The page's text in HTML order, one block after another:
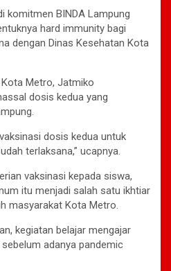
komitmen BINDA Lampung
hard immunity bagi
dengan Dinas Kesehatan Kota
Metro, Jatmiko
dosis kedua yang
dosis kedua untuk
terlaksana,” ucapnya.
vaksinasi kepada siswa,
itu menjadi salah satu ikhtiar
masyarakat Kota Metro.
kegiatan belajar mengajar
adanya pandemic